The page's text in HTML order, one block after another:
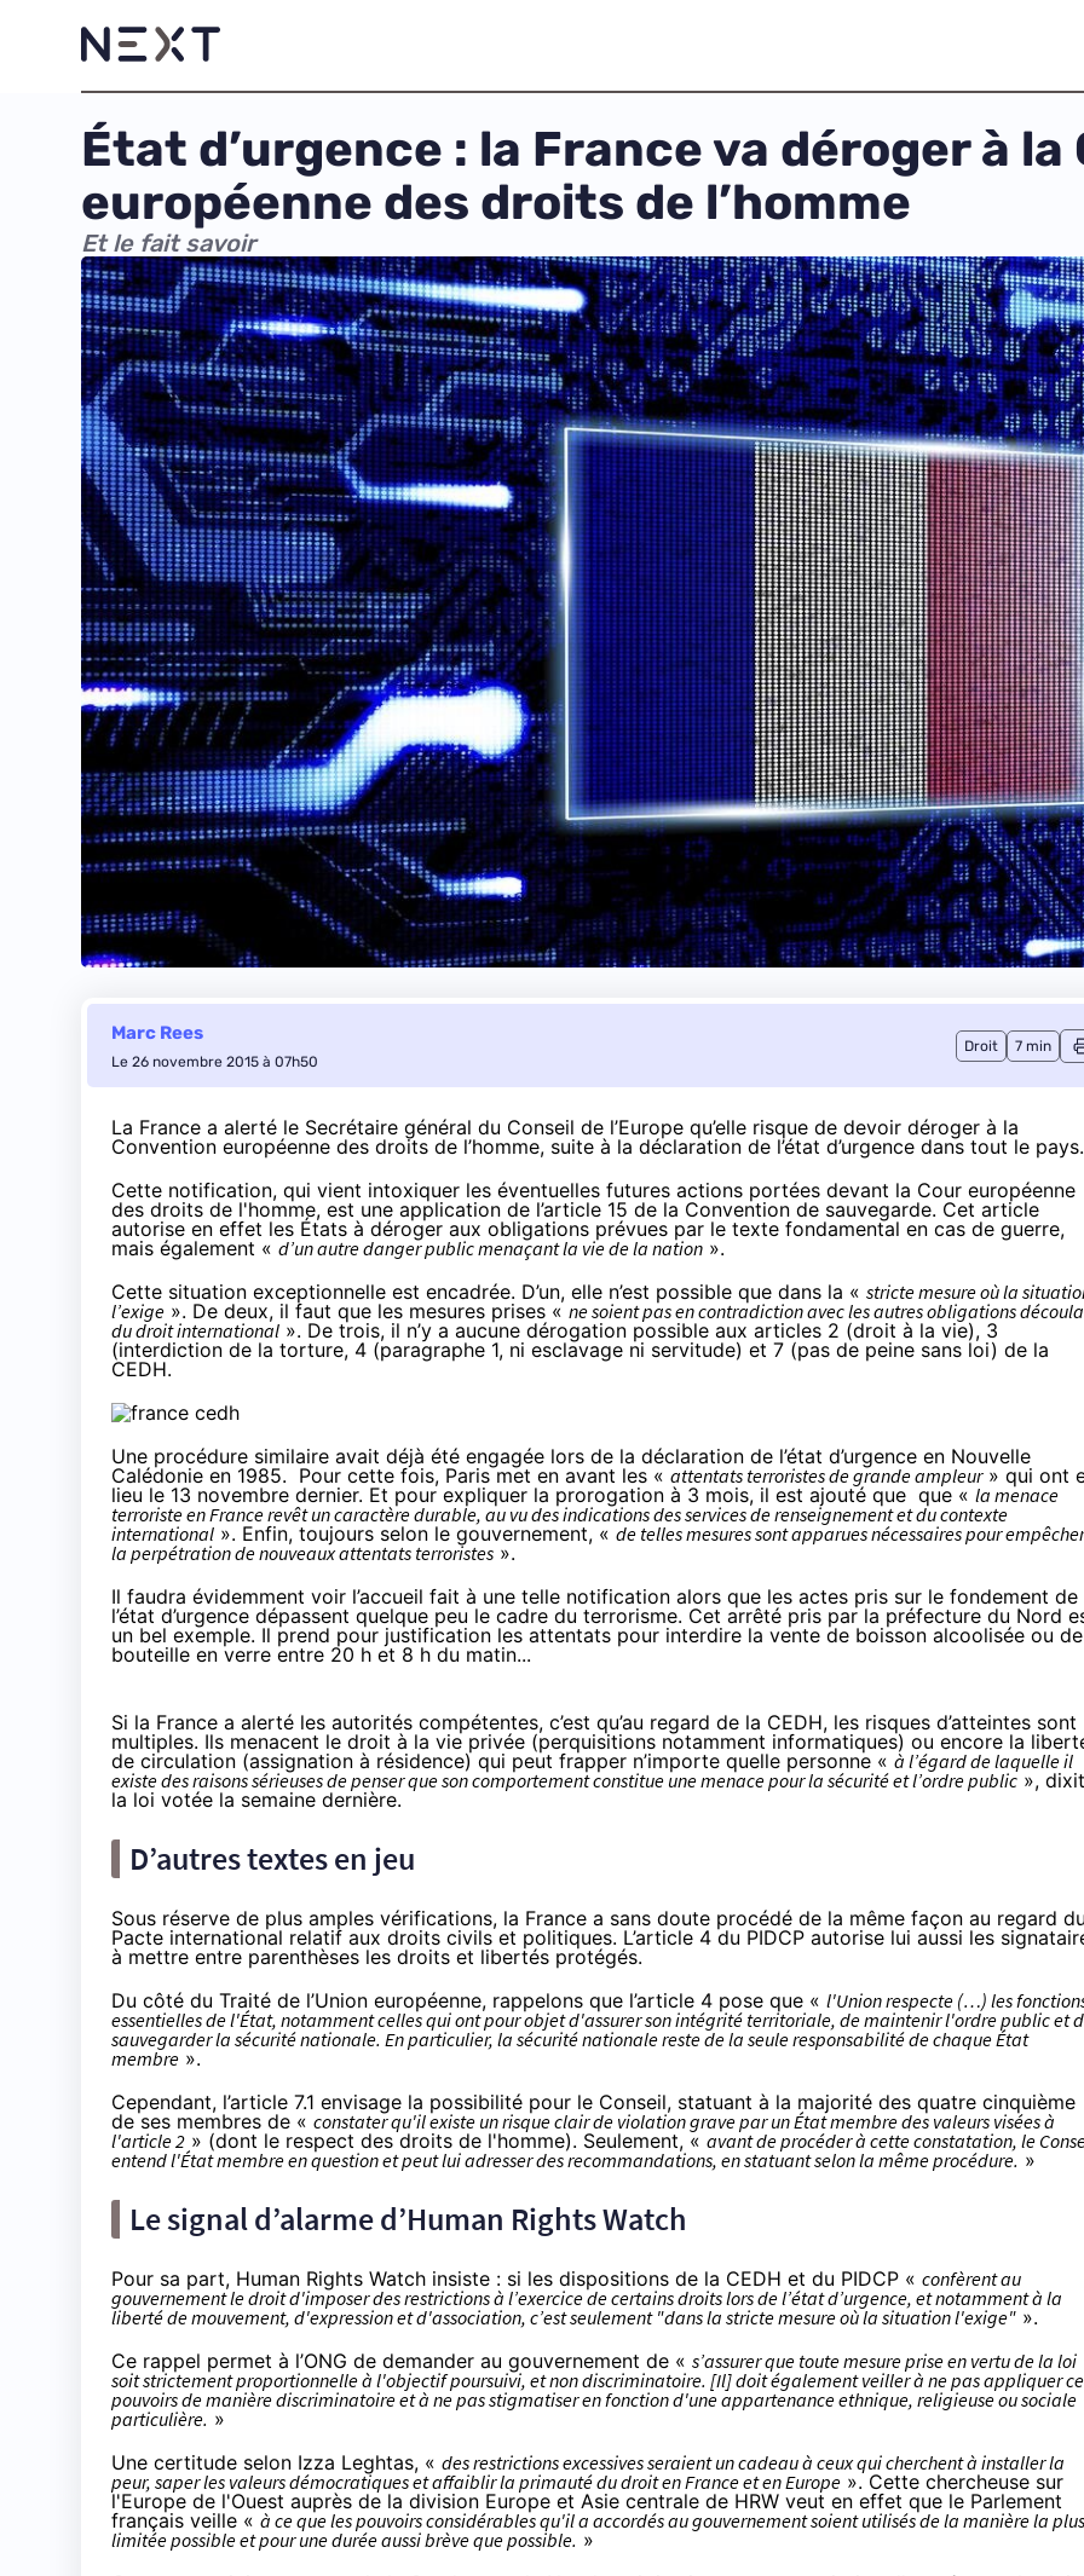
État d’urgence : la France va déroger à
européenne des droits de l’homme
Et le fait savoir
Marc Rees
Le 26 novembre 2015 à 07h50
Droit 7 min
La France a alerté le Secrétaire général du Conseil de l’Europe qu’elle risque de devoir déroger à la
Convention européenne des droits de l’homme, suite à la déclaration de l’état d’urgence dans tout le pays.
Cette notification, qui vient intoxiquer les éventuelles futures actions portées devant la Cour européenne
des droits de l'homme, est une application de l’article 15 de la Convention de sauvegarde. Cet article
autorise en effet les États à déroger aux obligations prévues par le texte fondamental en cas de guerre,
mais également « d’un autre danger public menaçant la vie de la nation ».
Cette situation exceptionnelle est encadrée. D’un, elle n’est possible que dans la « stricte mesure où la
l’exige ». De deux, il faut que les mesures prises « ne soient pas en contradiction avec les autres obligations
du droit international ». De trois, il n’y a aucune dérogation possible aux articles 2 (droit à la vie), 3
(interdiction de la torture, 4 (paragraphe 1, ni esclavage ni servitude) et 7 (pas de peine sans loi) de la
CEDH.
Une procédure similaire avait déjà été engagée lors de la déclaration de l’état d’urgence en Nouvelle
Calédonie en 1985. Pour cette fois, Parismet en avant les « attentats terroristes de grande ampleur» qui ont
lieu le 13 novembre dernier. Et pour expliquer la prorogation à 3 mois, il est ajouté que que « la menace
terroriste en France revêt un caractère durable, au vu des indications des services de renseignement et du contexte
international ». Enfin, toujours selon le gouvernement, « de telles mesures sont apparues nécessaires pour empêcher
la perpétration de nouveaux attentats terroristes ».
Il faudra évidemment voir l’accueil fait à une telle notification alors que les actes pris sur le fondement de
l’état d’urgence dépassent quelque peu le cadre du terrorisme. Cet arrêté pris par la préfecture du Nord
un bel exemple. Il prend pour justification les attentats pour interdire la vente de boisson alcoolisée ou de
bouteille en verre entre 20 h et 8 h du matin...
Si la France a alerté les autorités compétentes, c’est qu’au regard de la CEDH, les risques d’atteintes sont
multiples. Ils menacent le droit à la vie privée (perquisitions notamment informatiques) ou encore la
de circulation (assignation à résidence) qui peut frapper n’importe quelle personne « à l’égard de laquelle il
existe des raisons sérieuses de penser que son comportement constitue une menace pour la sécurité et l’ordre public », dixit
la loi votée la semaine dernière.
D’autres textes en jeu
Sous réserve de plus amples vérifications, la France a sans doute procédé de la même façon au regard
Pacte international relatif aux droits civils et politiques. L’article 4 du PIDCP autorise lui aussi les
à mettre entre parenthèses les droits et libertés protégés.
Du côté du Traité de l’Union européenne, rappelons que l’article 4 pose que « l'Union respecte (…) les
essentielles de l'État, notamment celles qui ont pour objet d'assurer son intégrité territoriale, de maintenir l'ordre public et
sauvegarder la sécurité nationale. En particulier, la sécurité nationale reste de la seule responsabilité de chaque État
membre ».
Cependant, l’article 7.1 envisage la possibilité pour le Conseil, statuant à la majorité des quatre cinquième
de ses membres de « constater qu'il existe un risque clair de violation grave par un État membre des valeurs visées à
l'article 2 » (dont le respect des droits de l'homme). Seulement, « avant de procéder à cette constatation, le
entend l'État membre en question et peut lui adresser des recommandations, en statuant selon la même procédure. »
Le signal d’alarme d’Human Rights Watch
Pour sa part, Human Rights Watch insiste : si les dispositions de la CEDH et du PIDCP « confèrent au
gouvernement le droit d'imposer des restrictions à l’exercice de certains droits lors de l’état d’urgence, et notamment à la
liberté de mouvement, d'expression et d'association, c’est seulement "dans la stricte mesure où la situation l'exige" ».
Ce rappel permet à l’ONG de demander au gouvernement de « s’assurer que toute mesure prise en vertu de la loi
soit strictement proportionnelle à l'objectif poursuivi, et non discriminatoire. [Il] doit également veiller à ne pas appliquer
pouvoirs de manière discriminatoire et à ne pas stigmatiser en fonction d'une appartenance ethnique, religieuse ou sociale
particulière. »
Une certitude selon Izza Leghtas, « des restrictions excessives seraient un cadeau à ceux qui cherchent à installer la
peur, saper les valeurs démocratiques et affaiblir la primauté du droit en France et en Europe ». Cette chercheuse sur
l'Europe de l'Ouest auprès de la division Europe et Asie centrale de HRW veut en effet que le Parlement
français veille « à ce que les pouvoirs considérables qu'il a accordés au gouvernement soient utilisés de la manière la plus
limitée possible et pour une durée aussi brève que possible. »